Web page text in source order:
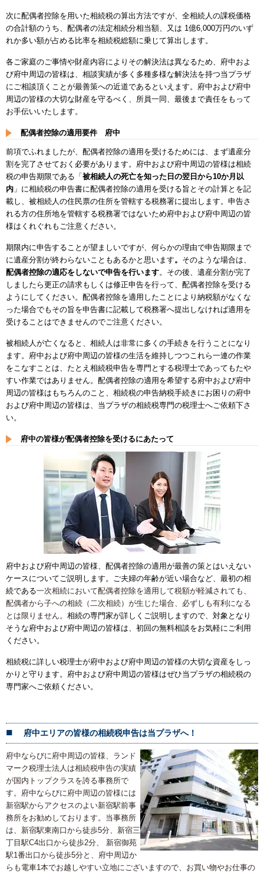
次に配偶者控除を用いた相続税の算出方法ですが、 全相続人の課税価格
の合計額のうち、配偶者の法定相続分相当額、又は 1億6,000万円のいず
れか多い額が占める比率を相続税総額に乗じて算出します。
各ご家庭のご事情や財産内容によりその解決法は異なるため、府中およ
び府中周辺の皆様は、相談実績が多く多種多様な解決法を持つ当プラザ
にご相談頂くことが最善策への近道であるといえます。府中および府中
周辺の皆様の大切な財産を守るべく、所員一同、最後まで責任をもって
お手伝いいたします。
配偶者控除の適用要件 府中
前項でふれましたが、配偶者控除の適用を受けるためには、まず遺産分
割を完了させておく必要があります。府中および府中周辺の皆様は相続
税の申告期限である「 被相続人の死亡を知った日の翌日から10か月以
内 」に相続税の申告書に配偶者控除の適用を受ける旨とその計算とを記
載し、被相続人の住民票の住所を管轄する税務署に提出します。申告さ
れる方の住所地を管轄する税務署ではないため府中および府中周辺の皆
様はくれぐれもご注意ください。
期限内に申告することが望ましいですが、何らかの理由で申告期限まで
に遺産分割が終わらないこともあるかと思います。 そのような場合は、
配偶者控除の適応をしないで申告を行います。その後、遺産分割が完了
しましたら更正の請求もしくは修正申告を行って、配偶者控除を受ける
ようにしてください。配偶者控除を適用したことにより納税額がなくな
った場合でもその旨を申告書に記載して税務署へ提出しなければ適用を
受けることはできませんのでご注意ください。
被相続人が亡くなると、相続人は非常に多くの手続きを行うことになり
ます。府中および府中周辺の皆様の生活を維持しつつこれら一連の作業
をこなすことは、たとえ相続税申告を専門とする税理士であってもたや
すい作業ではありません。配偶者控除の適用を希望する府中および府中
周辺の皆様はもちろんのこと、相続税の申告納税手続きにお困りの府中
および府中周辺の皆様は、当プラザの相続税専門の税理士へご依頼下さ
い。
府中の皆様が配偶者控除を受けるにあたって
府中および府中周辺の皆様、配偶者控除の適用が最善の策とはいえない
ケースについてご説明します。ご夫婦の年齢が近い場合など、最初の相
続である一次相続において配偶者控除を適用して税額が軽減されても、
配偶者から子への相続（二次相続）が生じた場合、必ずしも有利になる
とは限りません。 相続の専門家が詳しくご説明しますので、対象となり
そうな府中および府中周辺の皆様は、初回の無料相談をお気軽にご利用
ください。
相続税に詳しい税理士が府中および府中周辺の皆様の大切な資産をしっ
かりと守ります。府中および府中周辺の皆様はぜひ当プラザの相続税の
専門家へご依頼ください。
府中エリアの皆様の相続税申告は当プラザへ！
府中ならびに府中周辺の皆様、ランド
マーク税理士法人は相続税申告の実績
が国内トップクラスを誇る事務所で
す。府中ならびに府中周辺の皆様には
新宿駅からアクセスのよい新宿駅前事
務所をお勧めしております。当事務所
は、新宿駅東南口から徒歩5分、新宿三
丁目駅C4出口から徒歩2分、 新宿御苑
駅1番出口から徒歩5分と、府中周辺か
らも電車1本でお越しやすい立地にございますので、お買い物やお仕事の